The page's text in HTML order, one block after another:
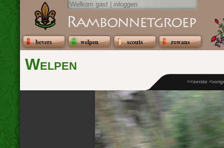
Welkom gast | inloggen
bevers welpen scouts rowans
Welpen
<<eerste